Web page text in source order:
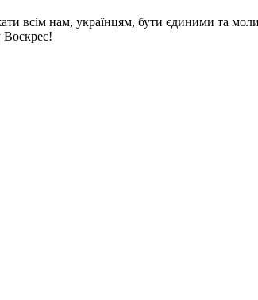
всім нам, українцям, бути єдиними та
Воскрес!